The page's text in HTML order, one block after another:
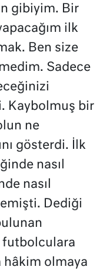
gibiyim. Bir
ilk
Ben size
Sadece
Kaybolmuş bir
ne
gösterdi. İlk
nasıl
nasıl
Dediği
futbolculara
hâkim olmaya